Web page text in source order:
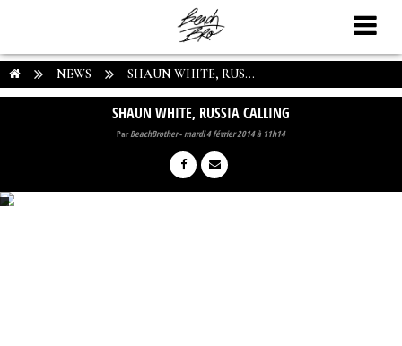
NEWS SHAUN WHITE, RUS...
SHAUN WHITE, RUSSIA CALLING
ParBeachBrother-mardi 4 février 2014 à 11h14